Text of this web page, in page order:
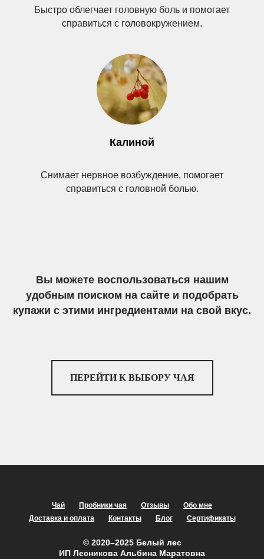
Быстро облегчает головную боль и помогает
справиться с головокружением.
Калиной
Снимает нервное возбуждение, помогает
справиться с головной болью.
Вы можете воспользоваться нашим
удобным поиском на сайте и подобрать
купажи с этими ингредиентами на свой вкус.
ПЕРЕЙТИ К ВЫБОРУ ЧАЯ
Чай Пробники чая Отзывы
Обо мне
Доставка и оплата
Контакты Блог Сертификаты
© 2020–2025 Белый лес
ИП Лесникова Альбина Маратовна